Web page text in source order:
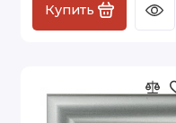
Купить